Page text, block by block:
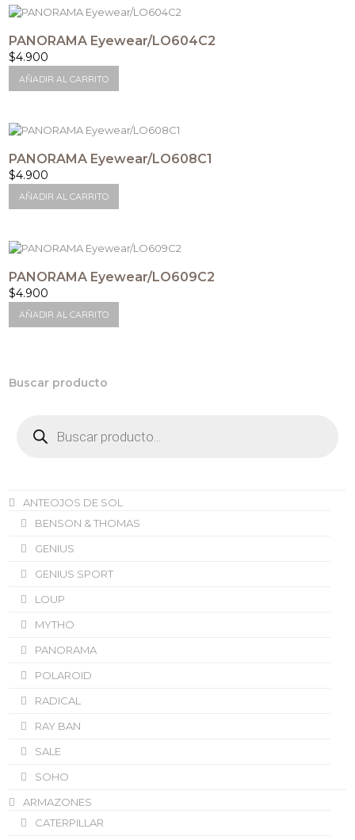
PANORAMA Eyewear/LO604C2
$4.900
AÑADIR AL CARRITO
PANORAMA Eyewear/LO608C1
$4.900
AÑADIR AL CARRITO
PANORAMA Eyewear/LO609C2
$4.900
AÑADIR AL CARRITO
Buscar producto
productos
ANTEOJOS DE SOL
BENSON & THOMAS
GENIUS
GENIUS SPORT
LOUP
MYTHO
PANORAMA
POLAROID
RADICAL
RAY BAN
SALE
SOHO
ARMAZONES
CATERPILLAR